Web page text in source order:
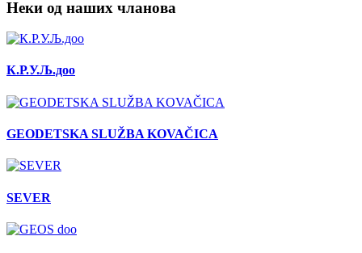
Неки од наших чланова
К.Р.У.Љ.доо
GEODETSKA SLUŽBA KOVAČICA
SEVER